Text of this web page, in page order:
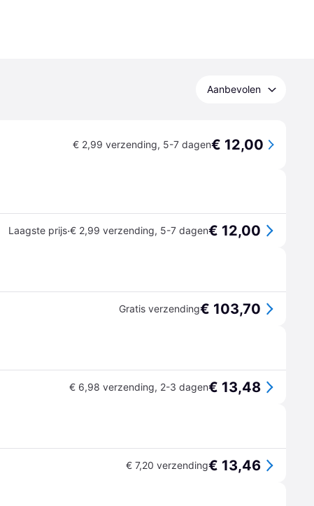
Aanbevolen
€ 2,99 verzending, 5-7 dagen€ 12,00
Laagste prijs·€ 2,99 verzending, 5-7 dagen€ 12,00
Gratis verzending€ 103,70
€ 6,98 verzending, 2-3 dagen€ 13,48
€ 7,20 verzending€ 13,46